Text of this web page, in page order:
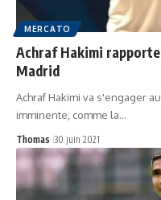
MERCATO
Achraf Hakimi
Madrid
Achraf Hakimi va s'engager
imminente, comme la…
Thomas 30 juin 2021